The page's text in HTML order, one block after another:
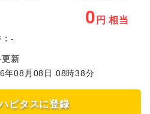
0 円 相当
-
新
年08月08日 08時38分
ピタスに登録